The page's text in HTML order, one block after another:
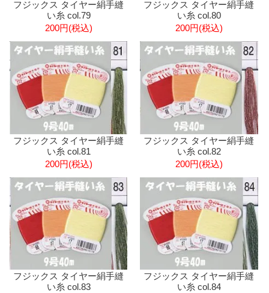
フジックス タイヤー絹手縫
い糸 col.79
200円(税込)
フジックス タイヤー絹手縫
い糸 col.80
200円(税込)
フジックス タイヤー絹手縫
い糸 col.81
200円(税込)
フジックス タイヤー絹手縫
い糸 col.82
200円(税込)
フジックス タイヤー絹手縫
い糸 col.83
フジックス タイヤー絹手縫
い糸 col.84